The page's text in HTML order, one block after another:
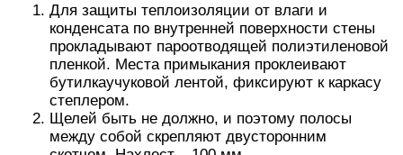
Для защиты теплоизоляции от влаги и
конденсата по внутренней поверхности стены
прокладывают пароотводящей полиэтиленовой
пленкой. Места примыкания проклеивают
бутилкаучуковой лентой, фиксируют к каркасу
степлером.
Щелей быть не должно, и поэтому полосы
между собой скрепляют двусторонним